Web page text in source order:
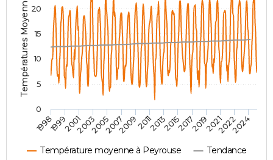
Destinations
City break
Voyage nature
Voyage de noces
Forum
Climat
PHOTO
GUIDES D'ACHAT
BONS PLANS
CARTE DE VOEUX
Carte de Noël
Carte Bonne année
Carte Saint-Valentin
Carte Pâques
Carte d'anniversaire
DICTIONNAIRE
Températures Moyennes ( °C )
Température moyenne à Peyrouse Tendance
199819992001200320052007200920112013201520172019202120222024
0
5
10
15
20